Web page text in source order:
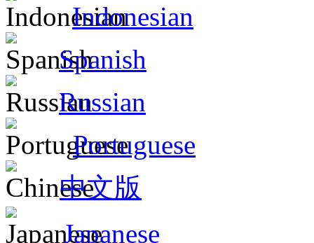
Indonesian
Spanish
Russian
Portuguese
中文版
Japanese